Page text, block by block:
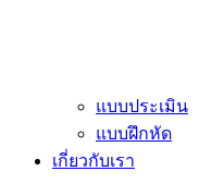
แบบประเมิน
แบบฝึกหัด
เกี่ยวกับเรา